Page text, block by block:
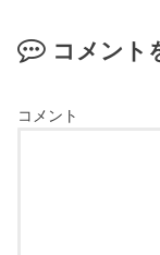
コメント
コメント